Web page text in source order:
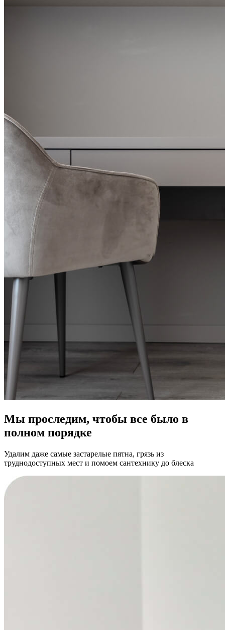
Мы проследим, чтобы все было в
полном порядке
Удалим даже самые застарелые пятна, грязь из
труднодоступных мест и помоем сантехнику до блеска